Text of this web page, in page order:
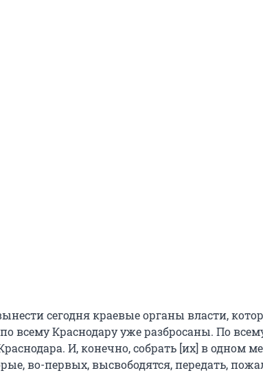
сегодня краевые органы власти,
всему Краснодару уже разбросаны. По
И, конечно, собрать [их] в одном
во-первых, высвободятся, передать,